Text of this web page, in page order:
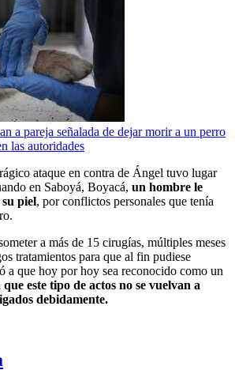
a pareja señalada de dejar morir a un perro
las autoridades
ataque en contra de Ángel tuvo lugar
en Saboyá, Boyacá, un hombre le
piel, por conflictos personales que tenía
a más de 15 cirugías, múltiples meses
tratamientos para que al fin pudiese
a que hoy por hoy sea reconocido como un
este tipo de actos no se vuelvan a
debidamente.